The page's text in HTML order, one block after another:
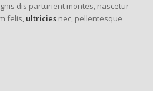
dis parturient montes, nascetur
felis, ultriciesnec, pellentesque